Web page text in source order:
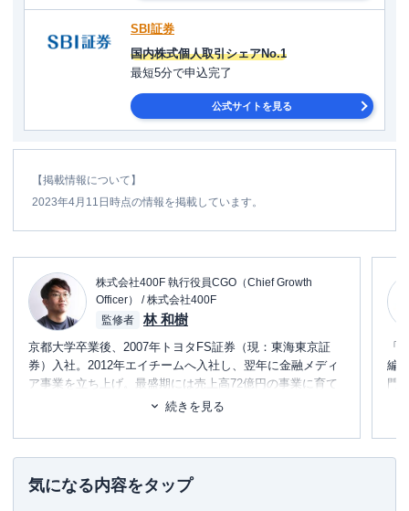
SBI証券
国内株式個人取引シェアNo.1
最短5分で申込完了
公式サイトを見る
【掲載情報について】
2023年4月11日時点の情報を掲載しています。
株式会社400F 執行役員CGO（Chief Growth
Officer） / 株式会社400F
監修者
林 和樹
京都大学卒業後、2007年トヨタFS証券（現：東海東京証
券）入社。2012年エイチームへ入社し、翌年に金融メディ
ア事業を立ち上げ。最盛期には売上高72億円の事業に育て
る。2019年エイチームフィナジーを設立し、代表取締役社
職。個人理念は『お金の不安が意思決定の制約にならない
世界を創る』。趣味はボディメイク。
続きを見る
「
編
門
め
気になる内容をタップ